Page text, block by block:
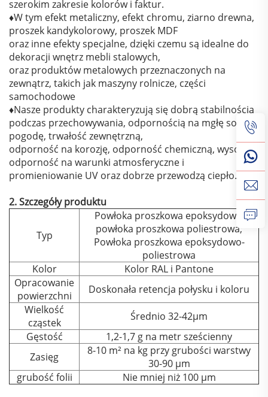
szerokim zakresie kolorów i faktur.
♦W tym efekt metaliczny, efekt chromu, ziarno drewna,
proszek kandykolorowy, proszek MDF
oraz inne efekty specjalne, dzięki czemu są idealne do
dekoracji wnętrz mebli stalowych,
oraz produktów metalowych przeznaczonych na
zewnątrz, takich jak maszyny rolnicze, części
samochodowe
♦Nasze produkty charakteryzują się dobrą stabilnością
podczas przechowywania, odpornością na mgłę solną,
pogodę, trwałość zewnętrzną,
odporność na korozję, odporność chemiczną, wysoką
odporność na warunki atmosferyczne i
promieniowanie UV oraz dobrze przewodzą ciepło.
2. Szczegóły produktu
Typ
Powłoka proszkowa epoksydowa;
powłoka proszkowa poliestrowa;
Powłoka proszkowa epoksydowo-
poliestrowa
Kolor
Kolor RAL i Pantone
Opracowanie
powierzchni
Doskonała retencja połysku i koloru
Wielkość
cząstek
Średnio 32-42μm
Gęstość
1,2-1,7 g na metr sześcienny
Zasięg
8-10 m² na kg przy grubości warstwy
30-90 μm
grubość folii
Nie mniej niż 100 μm